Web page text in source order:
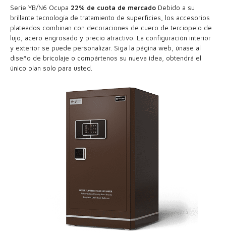
Serie YB/N6 Ocupa 22% de cuota de mercado Debido a su
brillante tecnología de tratamiento de superficies, los accesorios
plateados combinan con decoraciones de cuero de terciopelo de
lujo, acero engrosado y precio atractivo. La configuración interior
y exterior se puede personalizar. Siga la página web, únase al
diseño de bricolaje o compártenos su nueva idea, obtendrá el
único plan solo para usted.